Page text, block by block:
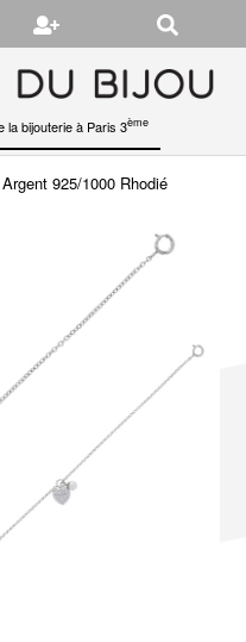
bijouterie à Paris 3ème
Argent 925/1000 Rhodié